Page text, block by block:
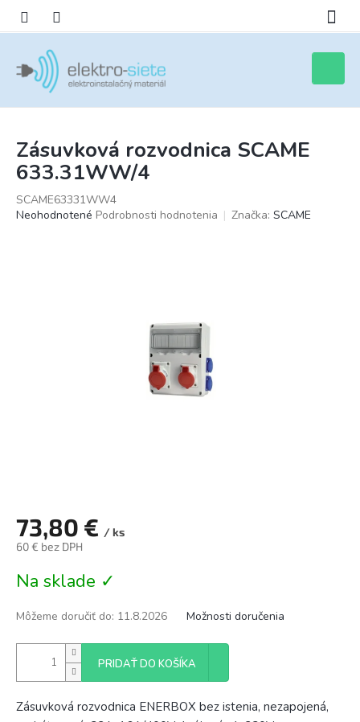
obsah
košík
Zásuvková rozvodnica SCAME
633.31WW/4
SCAME63331WW4
Priemerné
Neohodnotené Podrobnosti hodnotenia Značka: SCAME
73,80 € / ks
60 € bez DPH
cena:
Na sklade ✓
Môžeme doručiť do: 11.8.2026 Možnosti doručenia
PRIDAŤ DO KOŠÍKA
Zásuvková rozvodnica ENERBOX bez istenia, nezapojená,